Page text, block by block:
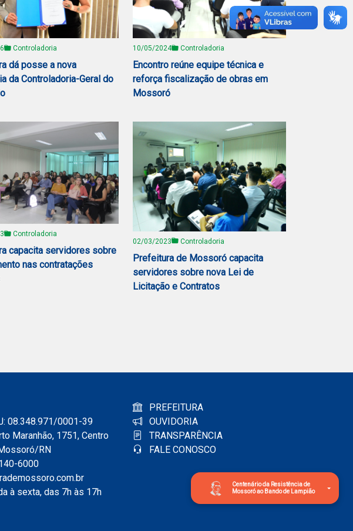
Centenário da Resistência de
Mossoró ao Bando de Lampião
Controladoria
dá posse a nova
da Controladoria-Geral do
10/05/2024 Controladoria
Encontro reúne equipe técnica e
reforça fiscalização de obras em
Mossoró
Controladoria
capacita servidores sobre
nas contratações
02/03/2023 Controladoria
Prefeitura de Mossoró capacita
servidores sobre nova Lei de
Licitação e Contratos
08.348.971/0001-39
Maranhão, 1751, Centro
RN
6000
à sexta, das 7h às 17h
PREFEITURA
OUVIDORIA
TRANSPARÊNCIA
FALE CONOSCO